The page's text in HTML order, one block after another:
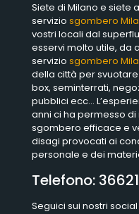
Siete di Milano e siete
servizio sgombero
vostri locali dal
esservi molto utile, da
servizio sgombero
della città per
box, seminterrati,
pubblici ecc…
anni ci ha permesso
sgombero efficace e
disagi provocati ai
personale e dei
Telefono:
Seguici sui nostri